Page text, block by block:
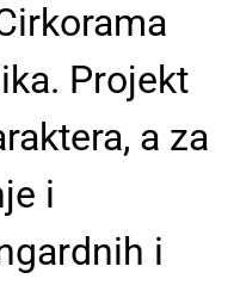
Projekt
a za
i
i